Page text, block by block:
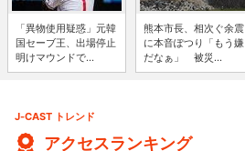
「異物使用疑惑」元韓
国セーブ王、出場停止
明けマウンドで...
熊本市長、相次ぐ余震
に本音ぽつり「もう嫌
だなぁ」 被災...
J-CAST トレンド
アクセスランキング